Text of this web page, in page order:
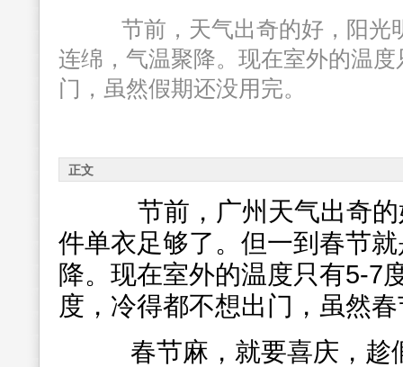
节前，天气出奇的好，阳光
连绵，气温聚降。现在室外的温
门，虽然假期还没用完。
正文
节前，广州天气出奇的
件单衣足够了。但一到春节
降。现在室外的温度只有5-7
度，冷得都不想出门，虽然
春节麻，就要喜庆，趁